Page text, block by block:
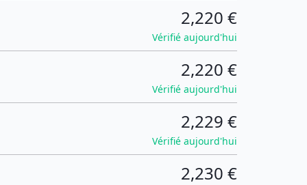
2,220 €
Vérifié aujourd'hui
2,220 €
Vérifié aujourd'hui
2,229 €
Vérifié aujourd'hui
2,230 €